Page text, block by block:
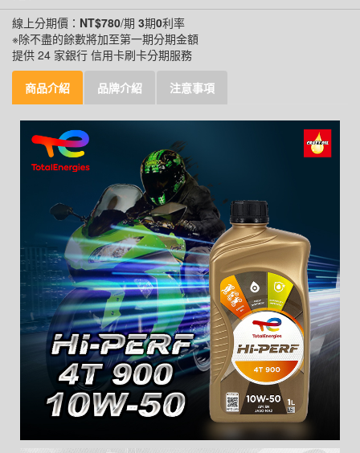
線上分期價： NT$780/期 3期0利率
※除不盡的餘數將加至第一期分期金額
提供 24 家銀行 信用卡刷卡分期服務
商品介紹 品牌介紹 注意事項